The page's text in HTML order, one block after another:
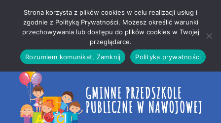
treści
strony
Strona korzysta z plików cookies w celu realizacji usług i
zgodnie z Polityką Prywatności. Możesz określić warunki
przechowywania lub dostępu do plików cookies w Twojej
przeglądarce.
Rozumiem komunikat, Zamknij
Polityka prywatności